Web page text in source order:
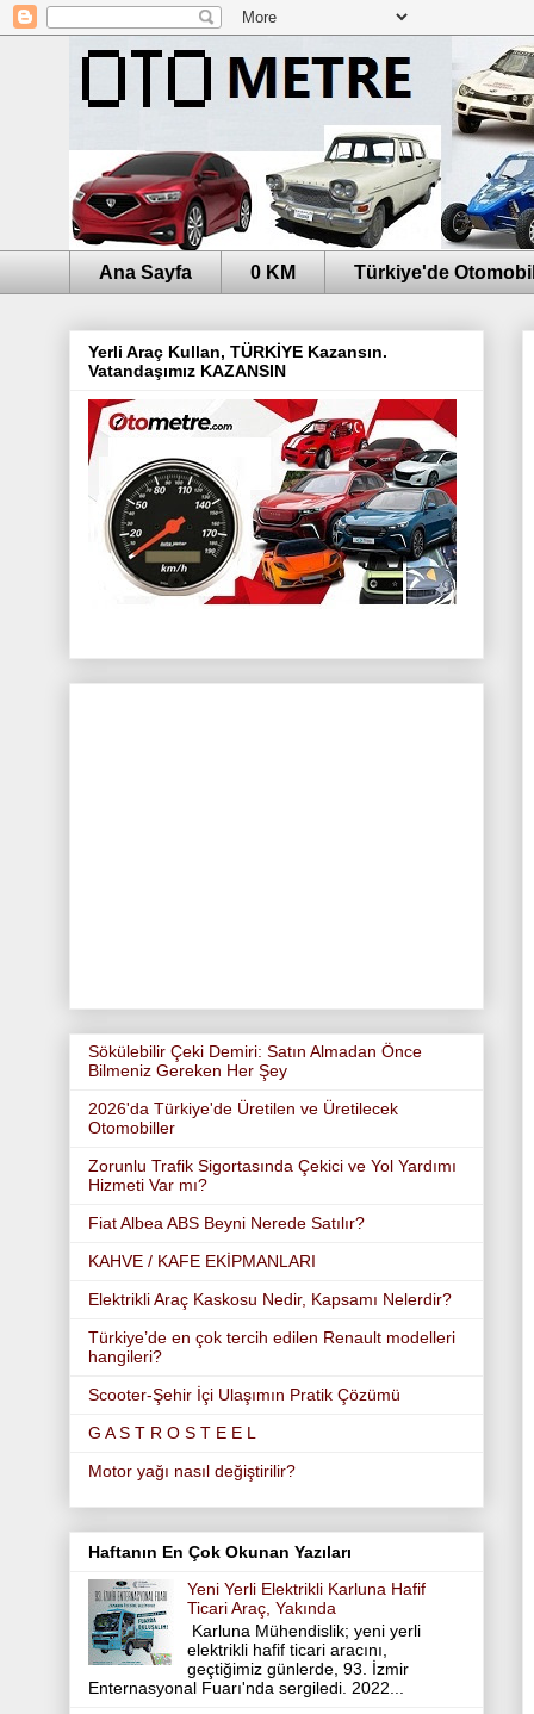
Ana Sayfa 0 KM Türkiye'de
Yerli Araç Kullan, TÜRKİYE Kazansın.
Vatandaşımız KAZANSIN
Sökülebilir Çeki Demiri: Satın Almadan Önce
Bilmeniz Gereken Her Şey
2026'da Türkiye'de Üretilen ve Üretilecek
Otomobiller
Zorunlu Trafik Sigortasında Çekici ve Yol Yardımı
Hizmeti Var mı?
Fiat Albea ABS Beyni Nerede Satılır?
KAHVE / KAFE EKİPMANLARI
Elektrikli Araç Kaskosu Nedir, Kapsamı Nelerdir?
Türkiye’de en çok tercih edilen Renault modelleri
hangileri?
Scooter-Şehir İçi Ulaşımın Pratik Çözümü
G A S T R O S T E E L
Motor yağı nasıl değiştirilir?
Haftanın En Çok Okunan Yazıları
Yeni Yerli Elektrikli Karluna Hafif
Ticari Araç, Yakında
Karluna Mühendislik; yeni yerli
elektrikli hafif ticari aracını,
geçtiğimiz günlerde, 93. İzmir
Enternasyonal Fuarı'nda sergiledi. 2022...